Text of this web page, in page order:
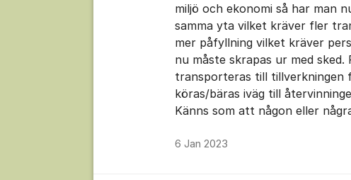
miljö och ekonomi så har man
samma yta vilket kräver fler
mer påfyllning vilket kräver
nu måste skrapas ur med
transporteras till tillverkningen
köras/bäras iväg till
Känns som att någon eller
6 Jan 2023